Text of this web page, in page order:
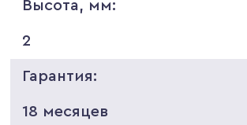
Высота, мм:
2
Гарантия:
18 месяцев